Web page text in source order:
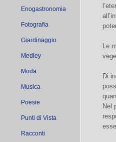
Enogastronomia
Fotografia
Giardinaggio
Medley
Moda
Musica
Poesie
Punti di Vista
Racconti
Le
Di
Nel